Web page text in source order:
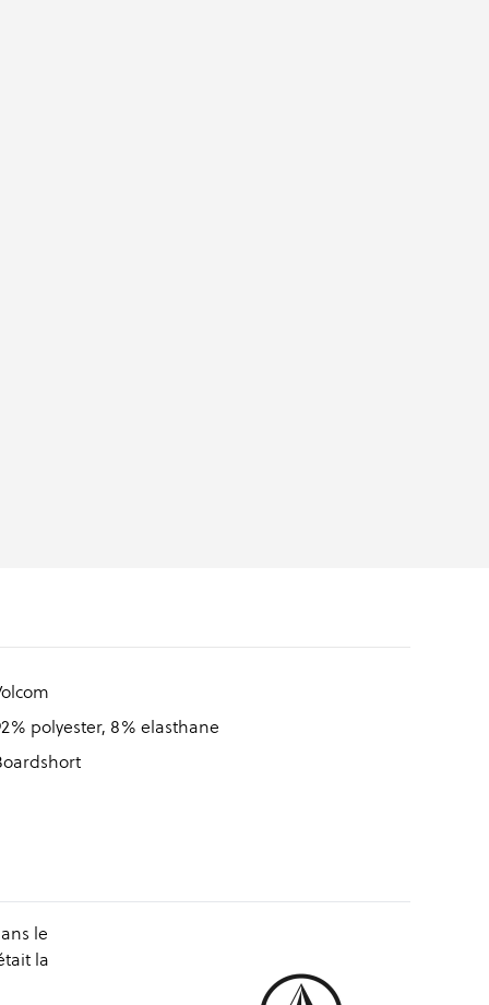
polyester, 8% elasthane
le
la